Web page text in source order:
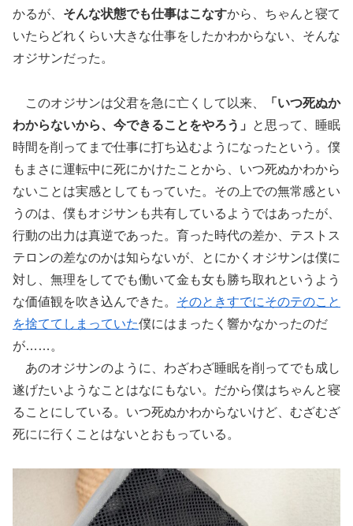
かるが、 そんな状態でも仕事はこなすから、ちゃんと寝て
いたらどれくらい大きな仕事をしたかわからない、そんな
オジサンだった。
このオジサンは父君を急に亡くして以来、
「いつ死ぬか
わからないから、今できることをやろう」
と思って、睡眠
時間を削ってまで仕事に打ち込むようになったという。僕
もまさに運転中に死にかけたことから、いつ死ぬかわから
ないことは実感としてもっていた。その上での無常感とい
うのは、僕もオジサンも共有しているようではあったが、
行動の出力は真逆であった。育った時代の差か、テストス
テロンの差なのかは知らないが、とにかくオジサンは僕に
対し、無理をしてでも働いて金も女も勝ち取れというよう
な価値観を吹き込んできた。 そのときすでにそのテのこと
を捨ててしまっていた僕にはまったく響かなかったのだ
が……。
あのオジサンのように、わざわざ睡眠を削ってでも成し
遂げたいようなことはなにもない。だから僕はちゃんと寝
ることにしている。いつ死ぬかわからないけど、むざむざ
死にに行くことはないとおもっている。